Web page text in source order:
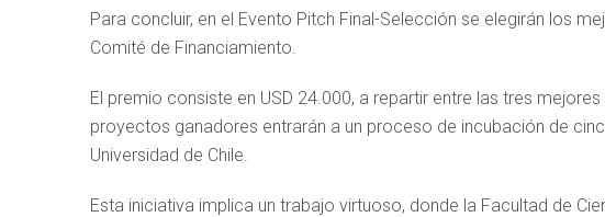
Para concluir, en el Evento Pitch Final-Selección se elegirán los
Comité de Financiamiento.
El premio consiste en USD 24.000, a repartir entre las tres
proyectos ganadores entrarán a un proceso de incubación de
Universidad de Chile.
Esta iniciativa implica un trabajo virtuoso, donde la Facultad de